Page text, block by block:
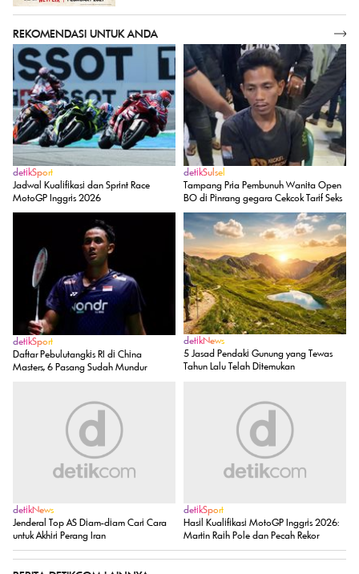
REKOMENDASI UNTUK ANDA
detikSport
Jadwal Kualifikasi dan Sprint Race
MotoGP Inggris 2026
detikSulsel
Tampang Pria Pembunuh Wanita Open
BO di Pinrang gegara Cekcok Tarif Seks
detikSport
Daftar Pebulutangkis RI di China
Masters, 6 Pasang Sudah Mundur
detikNews
5 Jasad Pendaki Gunung yang Tewas
Tahun Lalu Telah Ditemukan
detikNews
Jenderal Top AS Diam-diam Cari Cara
untuk Akhiri Perang Iran
detikSport
Hasil Kualifikasi MotoGP Inggris 2026:
Martin Raih Pole dan Pecah Rekor